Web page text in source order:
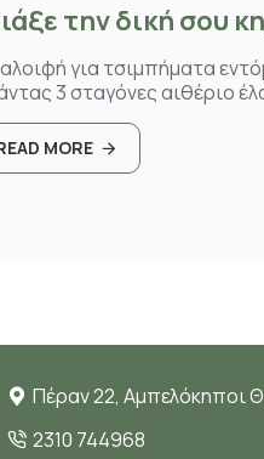
την δική σου
για τσιμπήματα
3 σταγόνες αιθέριο
MORE
Πέραν 22, Αμπελόκηποι
2310 744968